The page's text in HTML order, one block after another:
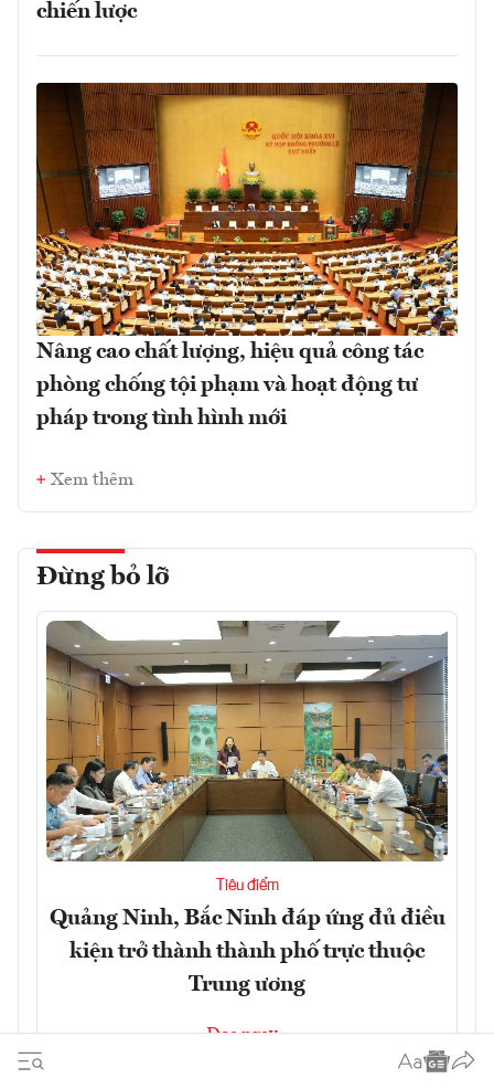
chiến lược
Nâng cao chất lượng, hiệu quả công tác
phòng chống tội phạm và hoạt động tư
pháp trong tình hình mới
Xem thêm
Đừng bỏ lỡ
Tiêu điểm
Quảng Ninh, Bắc Ninh đáp ứng đủ điều
kiện trở thành thành phố trực thuộc
Trung ương
Đọc ngay